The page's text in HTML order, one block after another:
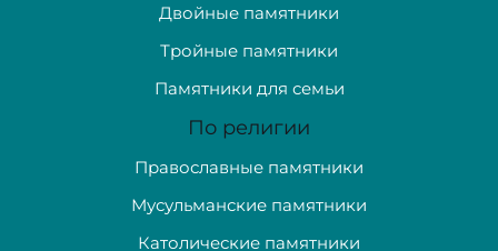
Двойные памятники
Тройные памятники
Памятники для семьи
По религии
Православные памятники
Мусульманские памятники
Католические памятники